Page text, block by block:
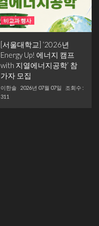
비교과 행사
[서울대학교] ‘2026년
Energy Up! 에너지 캠프
with 지열에너지공학’ 참
가자 모집
이한솔 2026년 07월 07일
조회수 :
311